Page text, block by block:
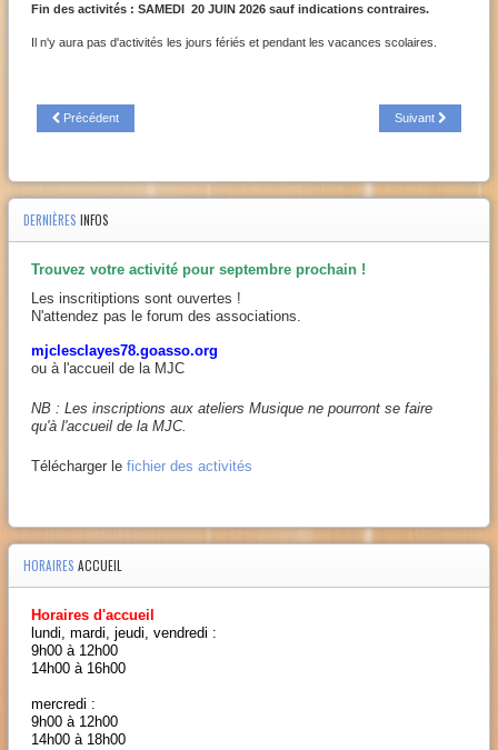
Fin des activités : SAMEDI 20 JUIN 2026 sauf indications contraires.
Il n'y aura pas d'activités les jours fériés et pendant les vacances scolaires.
Précédent Suivant
DERNIÈRES INFOS
Trouvez votre activité pour septembre prochain !
Les inscritiptions sont ouvertes !
N'attendez pas le forum des associations.
mjclesclayes78.goasso.org
ou à l'accueil de la MJC
NB : Les inscriptions aux ateliers Musique ne pourront se faire
qu'à l'accueil de la MJC.
Télécharger le fichier des activités
HORAIRES ACCUEIL
Horaires d'accueil
lundi, mardi, jeudi, vendredi :
9h00 à 12h00
14h00 à 16h00
mercredi :
9h00 à 12h00
14h00 à 18h00